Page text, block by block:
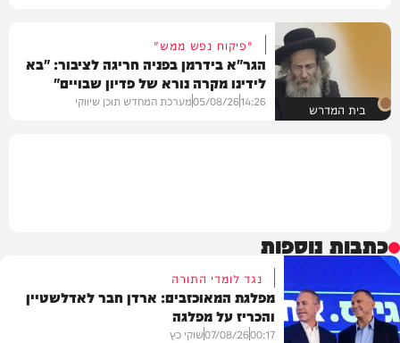
בית המדרש
"פיקוח נפש ממש"
הגר"א בידרמן בפניה חריגה לציבור: "בא
לידינו מקרה נורא של פדיון שבויים"
14:26
05/08/26מערכת המחדש תוכן שיווקי
כתבות נוספות
נגד לומדי התורה
מפלגת המאוכזבים: ארדן חבר לאדלשטיין
והכריז על מפלגה
00:17
07/08/26שוקי כץ